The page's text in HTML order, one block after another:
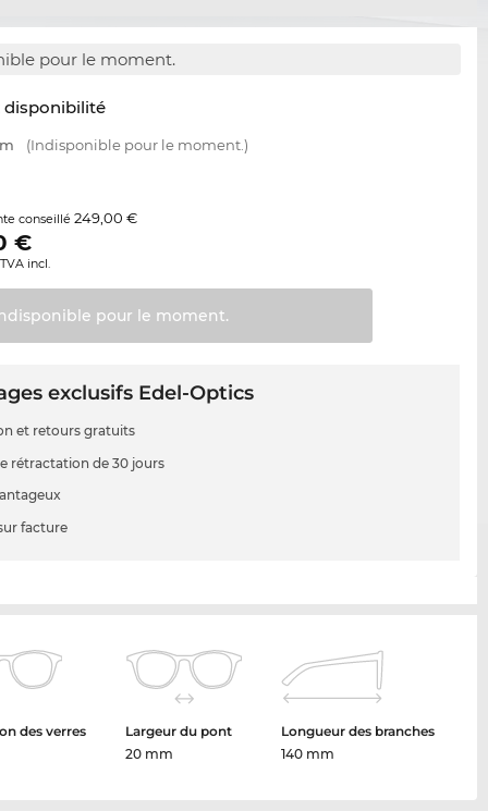
pour le moment.
disponibilité
(Indisponible pour le moment.)
conseillé249,00 €
€
incl.
pour le moment.
exclusifs Edel-Optics
et retours gratuits
rétractation de 30 jours
facture
des verres
Largeur du pont
20 mm
Longueur des branches
140 mm